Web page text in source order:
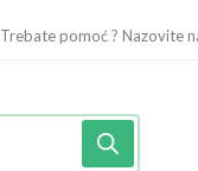
Trebate pomoć ? Nazovite